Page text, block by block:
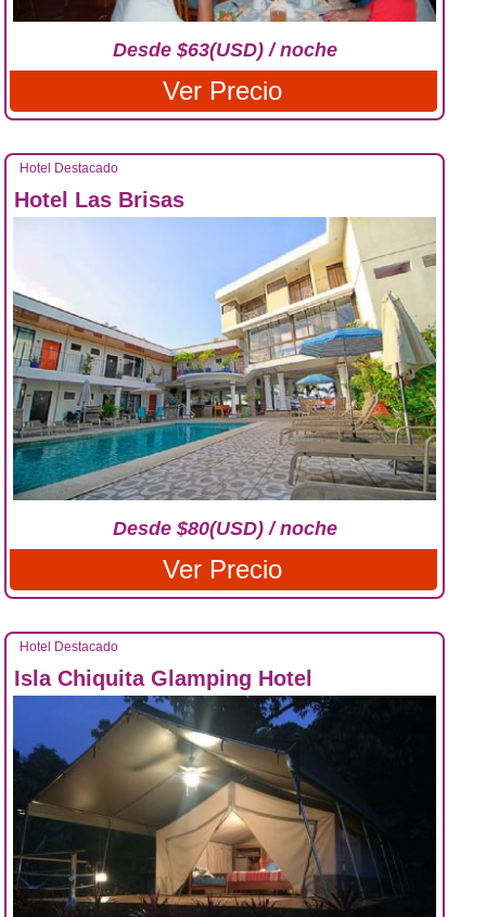
Desde $63(USD) / noche
Ver Precio
Hotel Destacado
Hotel Las Brisas
Desde $80(USD) / noche
Ver Precio
Hotel Destacado
Isla Chiquita Glamping Hotel